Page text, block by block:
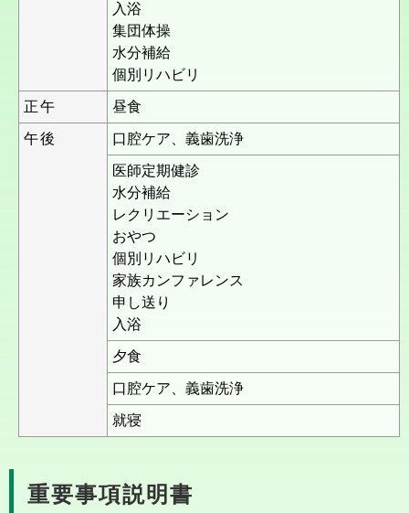
入浴
集団体操
水分補給
個別リハビリ
正午 昼食
午後 口腔ケア、義歯洗浄
医師定期健診
水分補給
レクリエーション
おやつ
個別リハビリ
家族カンファレンス
申し送り
入浴
夕食
口腔ケア、義歯洗浄
就寝
重要事項説明書